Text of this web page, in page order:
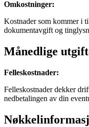
Omkostninger:
Kostnader som kommer i
dokumentavgift og
Månedlige
Felleskostnader:
Felleskostnader dekker
nedbetalingen av din